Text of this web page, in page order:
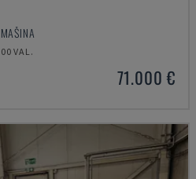
VAL.
71.000 €